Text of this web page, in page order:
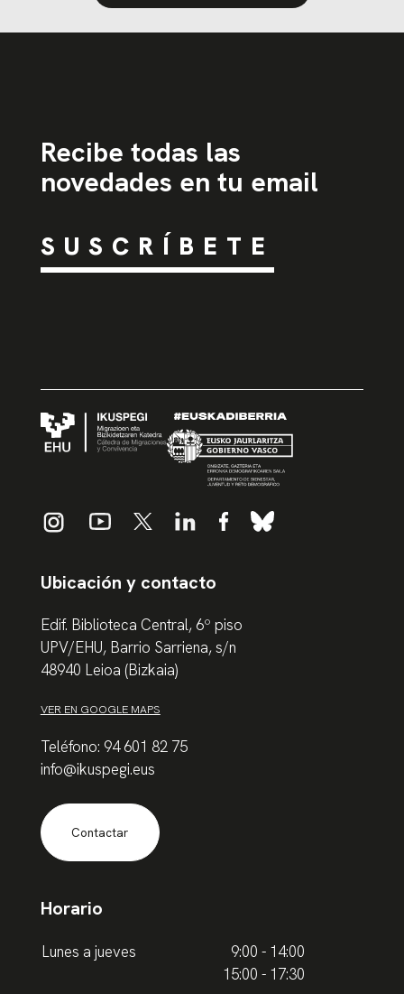
Recibe todas las
novedades en tu email
SUSCRÍBETE
Ubicación y contacto
Edif. Biblioteca Central, 6º piso
UPV/EHU, Barrio Sarriena, s/n
48940 Leioa (Bizkaia)
VER EN GOOGLE MAPS
Teléfono: 94 601 82 75
info@ikuspegi.eus
Contactar
Horario
Lunes a jueves
9:00 - 14:00
15:00 - 17:30